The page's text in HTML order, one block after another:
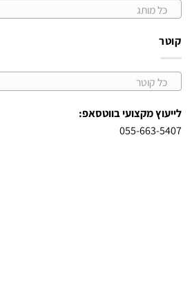
כל מותג
קוטר
כל קוטר
לייעוץ מקצועי בווטסאפ:
055-663-5407